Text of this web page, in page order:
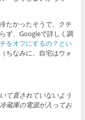
たかったそうで、クチ
ず、Googleで詳しく調
をオフにするの？とい
（ちなみに、自宅はウォ
て直されていないよう
蔵庫の電源が入ってお